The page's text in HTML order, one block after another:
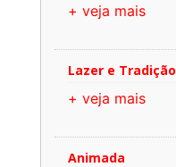
+ veja mais
Lazer e Tradição
+ veja mais
Animada